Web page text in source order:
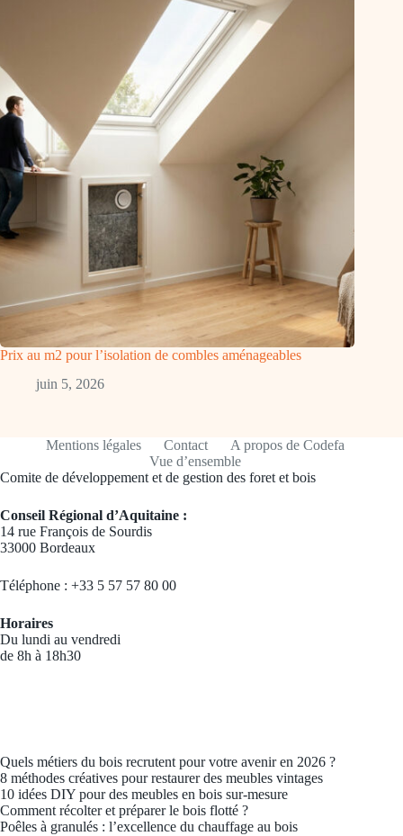
Prix au m2 pour l’isolation de combles aménageables
juin 5, 2026
Mentions légales Contact
A propos de Codefa
Vue d’ensemble
Comite de développement et de gestion des foret et bois
Conseil Régional d’Aquitaine :
14 rue François de Sourdis
33000 Bordeaux
Téléphone : +33 5 57 57 80 00
Horaires
Du lundi au vendredi
de 8h à 18h30
Quels métiers du bois recrutent pour votre avenir en 2026 ?
8 méthodes créatives pour restaurer des meubles vintages
10 idées DIY pour des meubles en bois sur-mesure
Comment récolter et préparer le bois flotté ?
Poêles à granulés : l’excellence du chauffage au bois